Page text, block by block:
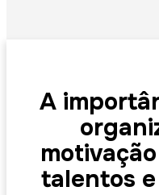
A
talentos